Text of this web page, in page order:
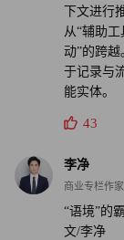
柯睿安（
事会主席，全
柯睿安于2018
责人，统筹核
柯睿安于1999
历任多个职位，
下文进行
从“辅助工
动”的跨
于记录与
能实体。
43
李净
商业专栏作
“语境”的
文/李净